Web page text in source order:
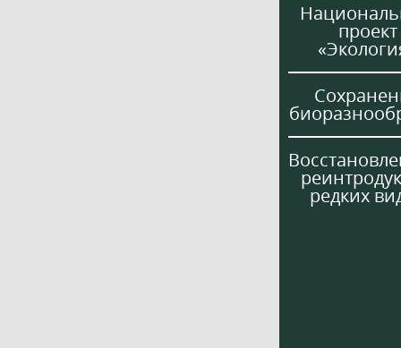
проект
редких